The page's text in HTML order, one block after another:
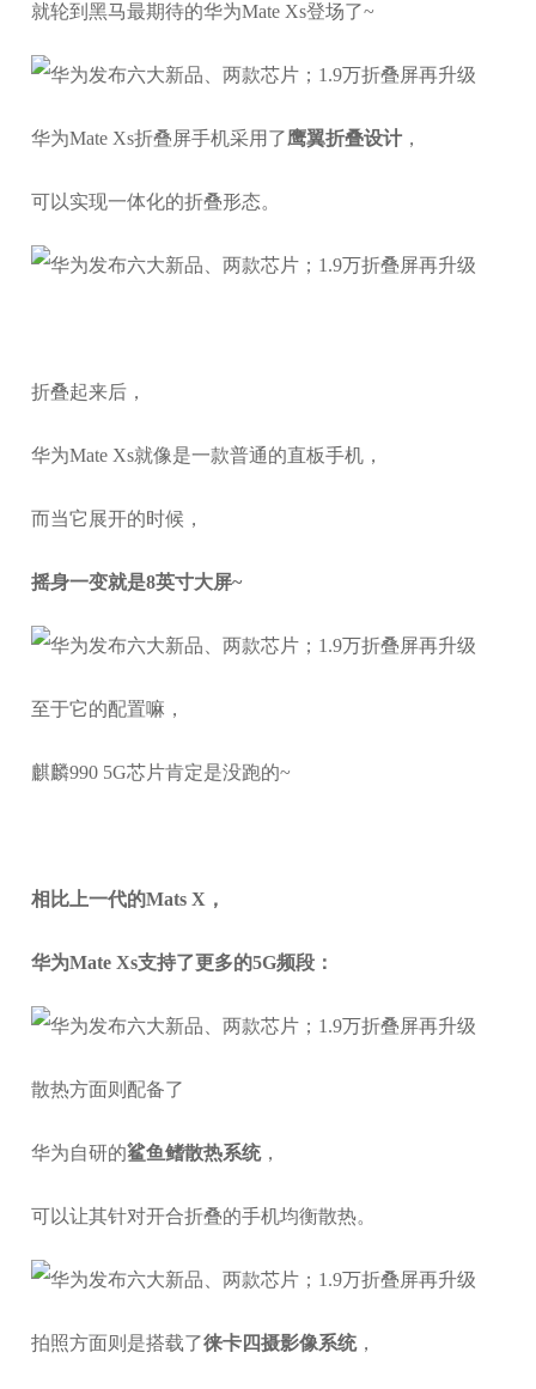
就轮到黑马最期待的华为Mate Xs登场了~
华为Mate Xs折叠屏手机采用了鹰翼折叠设计 ，
可以实现一体化的折叠形态。
折叠起来后，
华为Mate Xs就像是一款普通的直板手机，
而当它展开的时候，
摇身一变就是8英寸大屏~
至于它的配置嘛，
麒麟990 5G芯片肯定是没跑的~
相比上一代的Mats X，
华为Mate Xs支持了更多的5G频段：
散热方面则配备了
华为自研的鲨鱼鳍散热系统，
可以让其针对开合折叠的手机均衡散热。
拍照方面则是搭载了徕卡四摄影像系统，